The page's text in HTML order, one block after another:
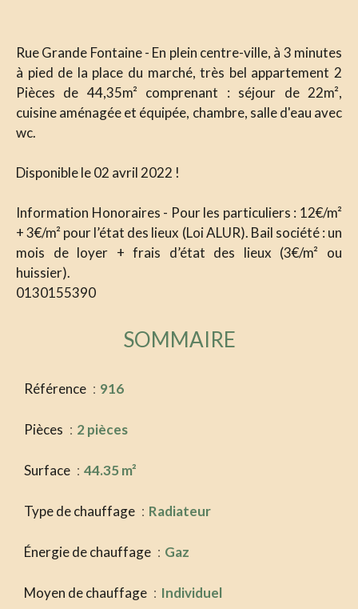
Rue Grande Fontaine - En plein centre-ville, à 3 minutes
à pied de la place du marché, très bel appartement 2
Pièces de 44,35m² comprenant : séjour de 22m²,
cuisine aménagée et équipée, chambre, salle d'eau avec
wc.
Disponible le 02 avril 2022 !
Information Honoraires - Pour les particuliers : 12€/m²
+ 3€/m² pour l’état des lieux (Loi ALUR). Bail société : un
mois de loyer + frais d’état des lieux (3€/m² ou
huissier).
0130155390
SOMMAIRE
Référence 916
Pièces 2 pièces
Surface 44.35 m²
Type de chauffage Radiateur
Énergie de chauffage Gaz
Moyen de chauffage Individuel